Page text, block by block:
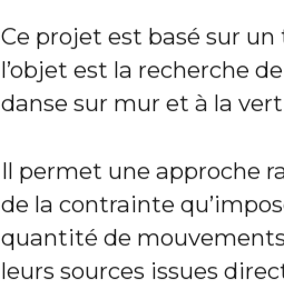
Ce projet est basé sur
l’objet est la recherche
danse sur mur et à la
Il permet une approche
de la contrainte
quantité de
leurs sources issues